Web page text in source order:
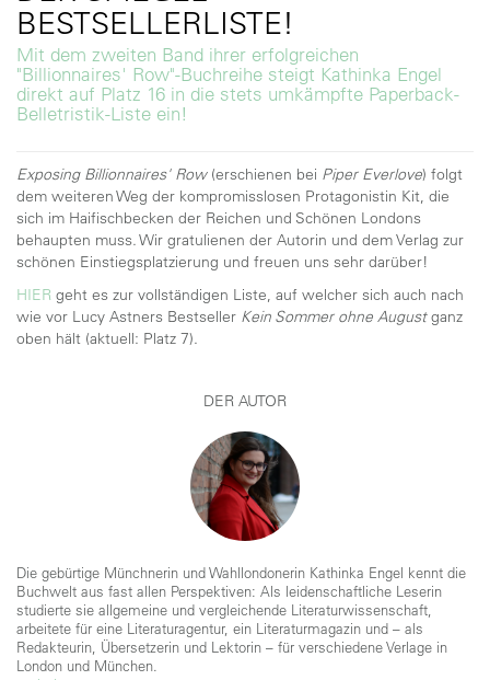
BESTSELLERLISTE!
Mit dem zweiten Band ihrer erfolgreichen
"Billionnaires' Row"-Buchreihe steigt Kathinka Engel
direkt auf Platz 16 in die stets umkämpfte Paperback-
Belletristik-Liste ein!
Exposing Billionnaires' Row(erschienen bei Piper Everlove) folgt
dem weiteren Weg der kompromisslosen Protagonistin Kit, die
sich im Haifischbecken der Reichen und Schönen Londons
behaupten muss. Wir gratulienen der Autorin und dem Verlag zur
schönen Einstiegsplatzierung und freuen uns sehr darüber!
HIER geht es zur vollständigen Liste, auf welcher sich auch nach
wie vor Lucy Astners Bestseller Kein Sommer ohne Augustganz
oben hält (aktuell: Platz 7).
DER AUTOR
Die gebürtige Münchnerin und Wahllondonerin Kathinka Engel kennt die
Buchwelt aus fast allen Perspektiven: Als leidenschaftliche Leserin
studierte sie allgemeine und vergleichende Literaturwissenschaft,
arbeitete für eine Literaturagentur, ein Literaturmagazin und – als
Redakteurin, Übersetzerin und Lektorin – für verschiedene Verlage in
London und München.